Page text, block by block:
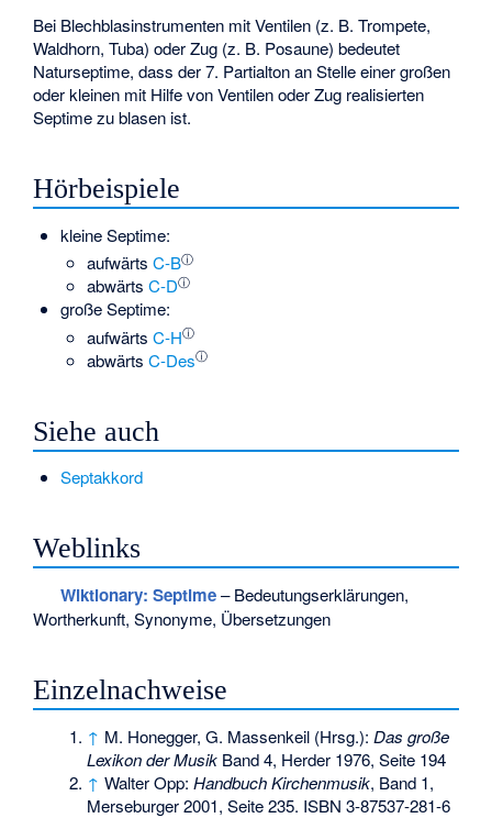
Bei Blechblasinstrumenten mit Ventilen (z. B. Trompete,
Waldhorn, Tuba) oder Zug (z. B. Posaune) bedeutet
Naturseptime, dass der 7. Partialton an Stelle einer großen
oder kleinen mit Hilfe von Ventilen oder Zug realisierten
Septime zu blasen ist.
Hörbeispiele
kleine Septime:
aufwärtsC-Bⓘ
abwärtsC-Dⓘ
große Septime:
aufwärtsC-Hⓘ
abwärtsC-Desⓘ
Siehe auch
Septakkord
Weblinks
Wiktionary: Septime– Bedeutungserklärungen,
Wortherkunft, Synonyme, Übersetzungen
Einzelnachweise
↑ M. Honegger, G. Massenkeil (Hrsg.):Das große
Lexikon der Musik Band 4, Herder 1976, Seite 194
↑ Walter Opp:Handbuch Kirchenmusik, Band 1,
Merseburger 2001, Seite 235. ISBN 3-87537-281-6